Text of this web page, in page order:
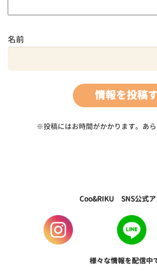
名前
※投稿にはお時間がかかります。あら
Coo&RIKU SNS公式ア
様々な情報を配信中